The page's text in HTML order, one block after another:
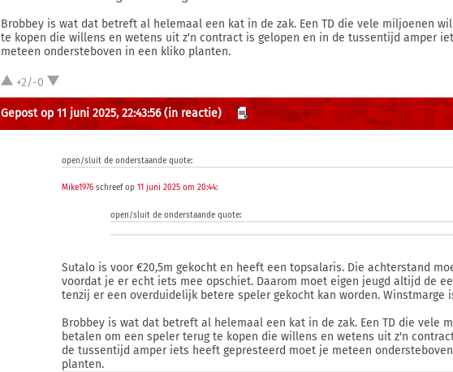
Brobbey is wat dat betreft al helemaal een kat in de zak. Een TD die vele miljoenen
te kopen die willens en wetens uit z'n contract is gelopen en in de tussentijd amper
meteen ondersteboven in een kliko planten.
+2/-0
Gepost op 11 juni 2025, 22:43:56 (in reactie)
open/sluit de onderstaande quote:
Mike1976 schreef op11 juni 2025 om 20:44:
open/sluit de onderstaande quote:
Sutalo is voor €20,5m gekocht en heeft een topsalaris. Die achterstand
voordat je er echt iets mee opschiet. Daarom moet eigen jeugd altijd de
tenzij er een overduidelijk betere speler gekocht kan worden. Winstmarge
Brobbey is wat dat betreft al helemaal een kat in de zak. Een TD die vele
betalen om een speler terug te kopen die willens en wetens uit z'n
de tussentijd amper iets heeft gepresteerd moet je meteen
planten.